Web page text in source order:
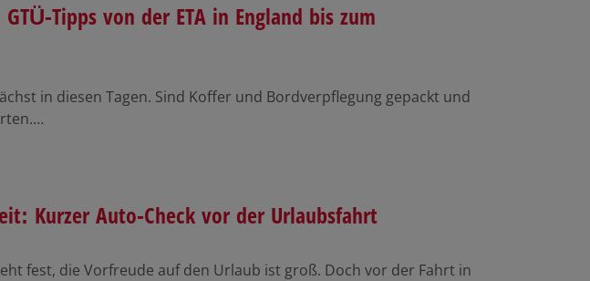
Tipps von der ETA in England bis zum
in diesen Tagen. Sind Koffer und Bordverpflegung gepackt und
Kurzer Auto-Check vor der Urlaubsfahrt
fest, die Vorfreude auf den Urlaub ist groß. Doch vor der Fahrt in